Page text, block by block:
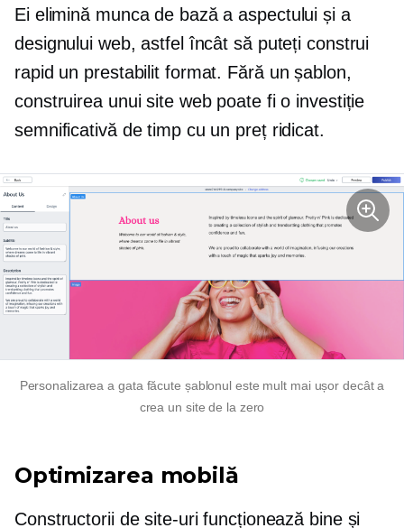
Ei elimină munca de bază a aspectului și a
designului web, astfel încât să puteți construi
rapid un prestabilit format. Fără un șablon,
construirea unui site web poate fi o investiție
semnificativă de timp cu un preț ridicat.
Personalizarea a gata făcute șablonul este mult mai ușor decât a
crea un site de la zero
Optimizarea mobilă
Constructorii de site-uri funcționează bine și